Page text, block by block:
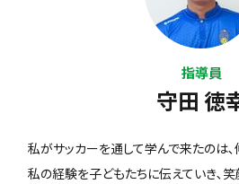
指導員
守田 徳
私がサッカーを通して学んで来たのは､
私の経験を子どもたちに伝えていき､